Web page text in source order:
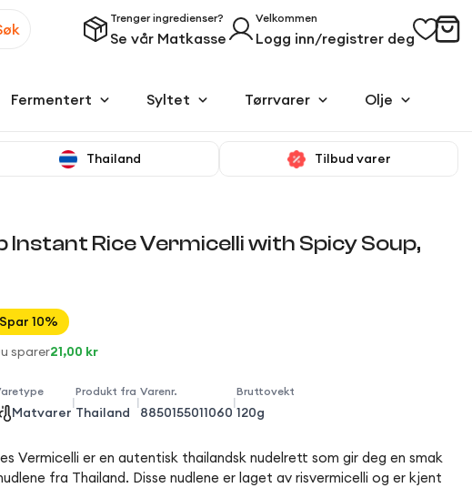
Trenger ingredienser?
Se vår Matkasse
Velkommen
Logg inn/registrer deg
Fermentert Syltet Tørrvarer Olje
Thailand Tilbud varer
Instant Rice Vermicelli with Spicy Soup,
Spar 10%
sparer21,00 kr
Matvarer
|
Produkt fra
Thailand
|
Varenr.
8850155011060
|
Bruttovekt
120g
Vermicelli er en autentisk thailandsk nudelrett som gir deg en smak
fra Thailand. Disse nudlene er laget av risvermicelli og er kjent